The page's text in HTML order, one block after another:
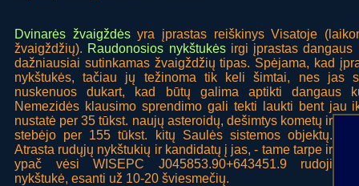
Dvinarės žvaigždėsyra įprastas reiškinys Visatoje
žvaigždžių). Raudonosios nykštukėsirgi įprastas dangaus
dažniausiai sutinkamas žvaigždžių tipas. Spėjama, kad
nykštukės, tačiau jų težinoma tik keli šimtai, nes jas
nuskenuos dukart, kad būtų galima aptikti dangaus
Nemezidės klausimo sprendimo gali tekti laukti bent jau
nustatė per 35 tūkst. naujų asteroidų, dešimtys kometų ir
stebėjo per 155 tūkst. kitų Saulės sistemos objektų.
Atrasta rudųjų nykštukių ir kandidatų į jas, - tame tarpe ir
ypač vėsi WISEPC J045853.90+643451.9 rudoji
nykštukė, esanti už 10-20 šviesmečių.